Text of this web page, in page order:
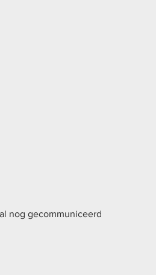
nog gecommuniceerd